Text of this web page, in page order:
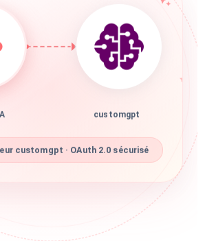
customgpt
customgpt · OAuth 2.0 sécurisé